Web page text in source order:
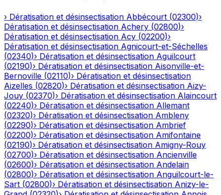
› Dératisation et désinsectisation Abbécourt (02300)›
Dératisation et désinsectisation Achery (02800)›
Dératisation et désinsectisation Acy (02200)›
Dératisation et désinsectisation Agnicourt-et-Séchelles
(02340)› Dératisation et désinsectisation Aguilcourt
(02190)› Dératisation et désinsectisation Aisonville-et-
Bernoville (02110)› Dératisation et désinsectisation
Aizelles (02820)› Dératisation et désinsectisation Aizy-
Jouy (02370)› Dératisation et désinsectisation Alaincourt
(02240)› Dératisation et désinsectisation Allemant
(02320)› Dératisation et désinsectisation Ambleny
(02290)› Dératisation et désinsectisation Ambrief
(02200)› Dératisation et désinsectisation Amifontaine
(02190)› Dératisation et désinsectisation Amigny-Rouy
(02700)› Dératisation et désinsectisation Ancienville
(02600)› Dératisation et désinsectisation Andelain
(02800)› Dératisation et désinsectisation Anguilcourt-le-
Sart (02800)› Dératisation et désinsectisation Anizy-le-